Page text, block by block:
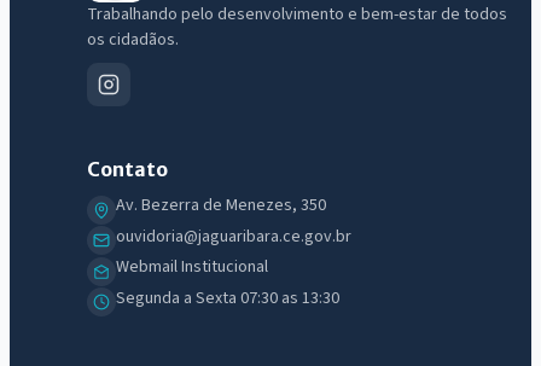
Trabalhando pelo desenvolvimento e bem-estar de todos
os cidadãos.
Contato
Av. Bezerra de Menezes, 350
ouvidoria@jaguaribara.ce.gov.br
Webmail Institucional
Segunda a Sexta 07:30 as 13:30